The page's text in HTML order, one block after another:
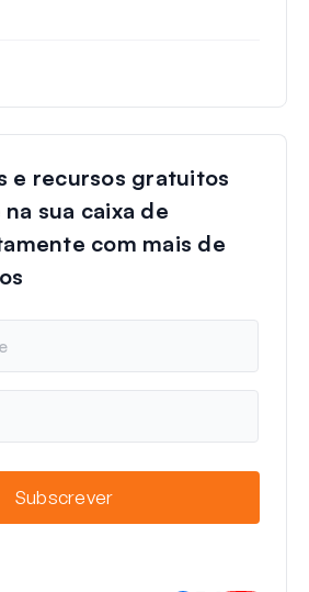
e recursos gratuitos
sua caixa de
com mais de
Subscrever